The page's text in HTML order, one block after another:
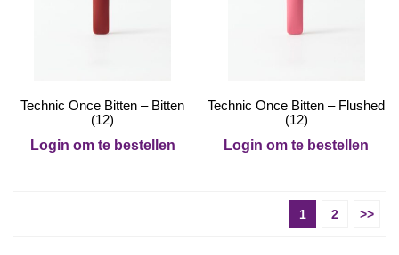
Technic Once Bitten – Bitten
(12)
Login om te bestellen
Technic Once Bitten – Flushed
(12)
Login om te bestellen
1 2 >>